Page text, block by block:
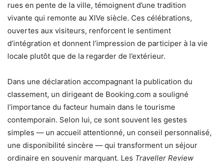
rues en pente de la ville, témoignent d’une tradition
vivante qui remonte au XIVe siècle. Ces célébrations,
ouvertes aux visiteurs, renforcent le sentiment
d’intégration et donnent l’impression de participer à la vie
locale plutôt que de la regarder de l’extérieur.
Dans une déclaration accompagnant la publication du
classement, un dirigeant de Booking.com a souligné
l’importance du facteur humain dans le tourisme
contemporain. Selon lui, ce sont souvent les gestes
simples — un accueil attentionné, un conseil personnalisé,
une disponibilité sincère — qui transforment un séjour
ordinaire en souvenir marquant. Les Traveller Review